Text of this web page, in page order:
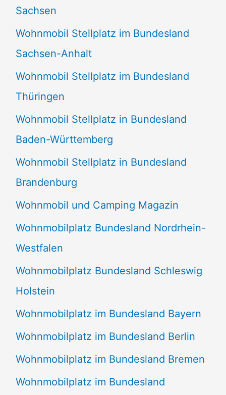
Sachsen
Wohnmobil Stellplatz im Bundesland
Sachsen-Anhalt
Wohnmobil Stellplatz im Bundesland
Thüringen
Wohnmobil Stellplatz in Bundesland
Baden-Württemberg
Wohnmobil Stellplatz in Bundesland
Brandenburg
Wohnmobil und Camping Magazin
Wohnmobilplatz Bundesland Nordrhein-
Westfalen
Wohnmobilplatz Bundesland Schleswig
Holstein
Wohnmobilplatz im Bundesland Bayern
Wohnmobilplatz im Bundesland Berlin
Wohnmobilplatz im Bundesland Bremen
Wohnmobilplatz im Bundesland